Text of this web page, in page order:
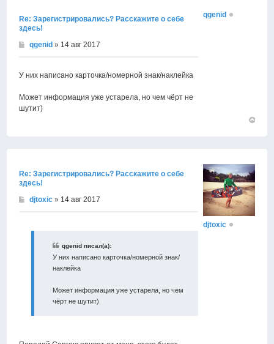
Re: Зарегистрировались? Расскажите о себе
здесь!
qgenid » 14 авг 2017
У них написано карточка/номерной знак/наклейка
Может информация уже устарела, но чем чёрт не
шутит)
qgenid
Re: Зарегистрировались? Расскажите о себе
здесь!
djtoxic » 14 авг 2017
qgenid писал(а):
У них написано карточка/номерной знак/
наклейка
Может информация уже устарела, но чем
чёрт не шутит)
djtoxic